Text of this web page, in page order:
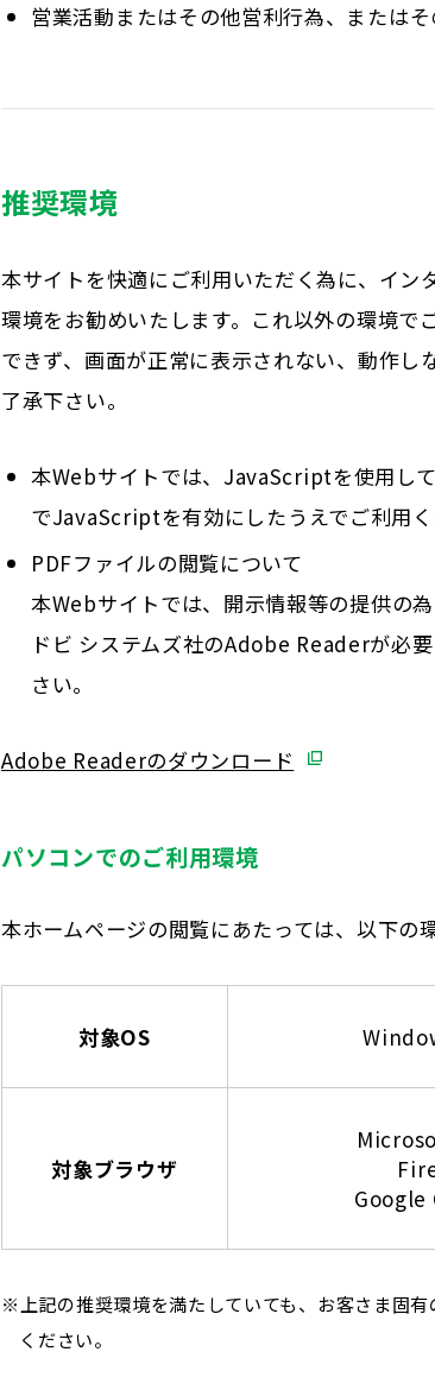
営業活動またはその他営利行為、またはそ
推奨環境
本サイトを快適にご利用いただく為に、イ
環境をお勧めいたします。これ以外の環境
できず、画面が正常に表示されない、動作
了承下さい。
本Webサイトでは、JavaScriptを使用し
でJavaScriptを有効にしたうえでご利用く
PDFファイルの閲覧について
本Webサイトでは、開示情報等の提供の
ドビ システムズ社のAdobe Readerが必
さい。
Adobe Readerのダウンロード
パソコンでのご利用環境
本ホームページの閲覧にあたっては、以下の
対象OS
対象ブラウザ
Google
※上記の推奨環境を満たしていても、お客さま固
ください。